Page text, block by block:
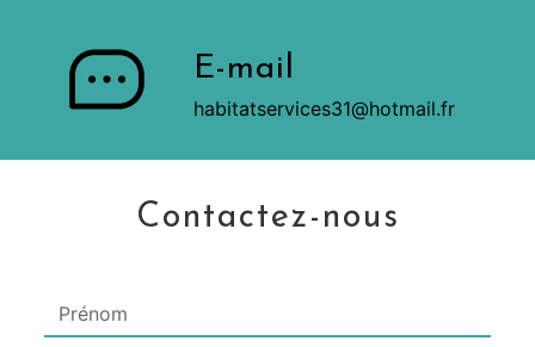
E-mail
habitatservices31@hotmail.fr
Contactez-nous